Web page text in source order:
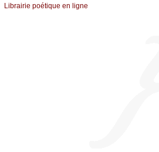
Librairiе pоétique en lignе